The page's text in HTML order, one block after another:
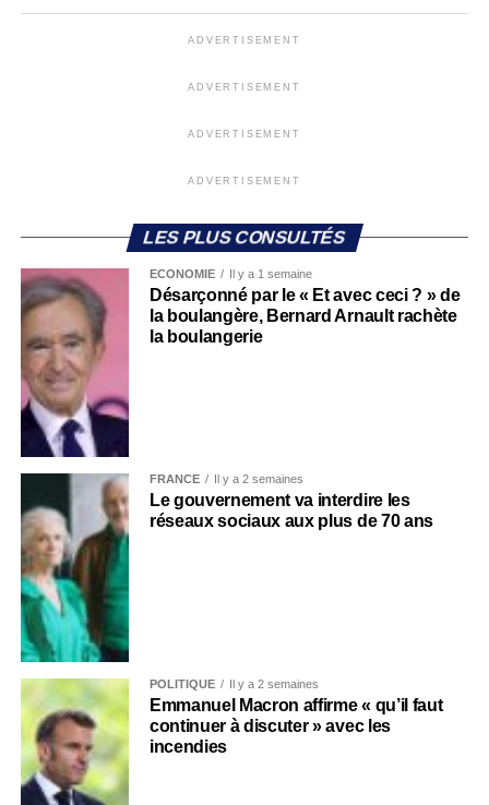
ADVERTISEMENT
ADVERTISEMENT
ADVERTISEMENT
ADVERTISEMENT
LES PLUS CONSULTÉS
ECONOMIE Il y a 1 semaine
Désarçonné par le « Et avec ceci ? » de
la boulangère, Bernard Arnault rachète
la boulangerie
FRANCE Il y a 2 semaines
Le gouvernement va interdire les
réseaux sociaux aux plus de 70 ans
POLITIQUE Il y a 2 semaines
Emmanuel Macron affirme « qu’il faut
continuer à discuter » avec les
incendies